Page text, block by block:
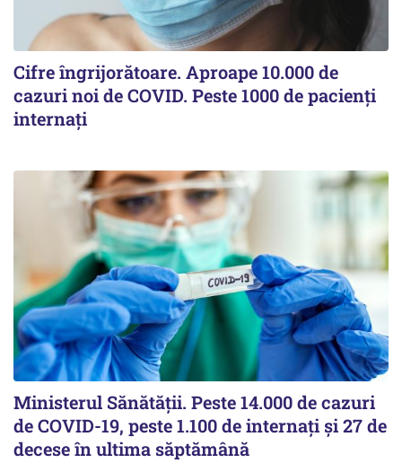
Cifre îngrijorătoare. Aproape 10.000 de
cazuri noi de COVID. Peste 1000 de pacienți
internați
Ministerul Sănătății. Peste 14.000 de cazuri
de COVID-19, peste 1.100 de internați și 27 de
decese în ultima săptămână